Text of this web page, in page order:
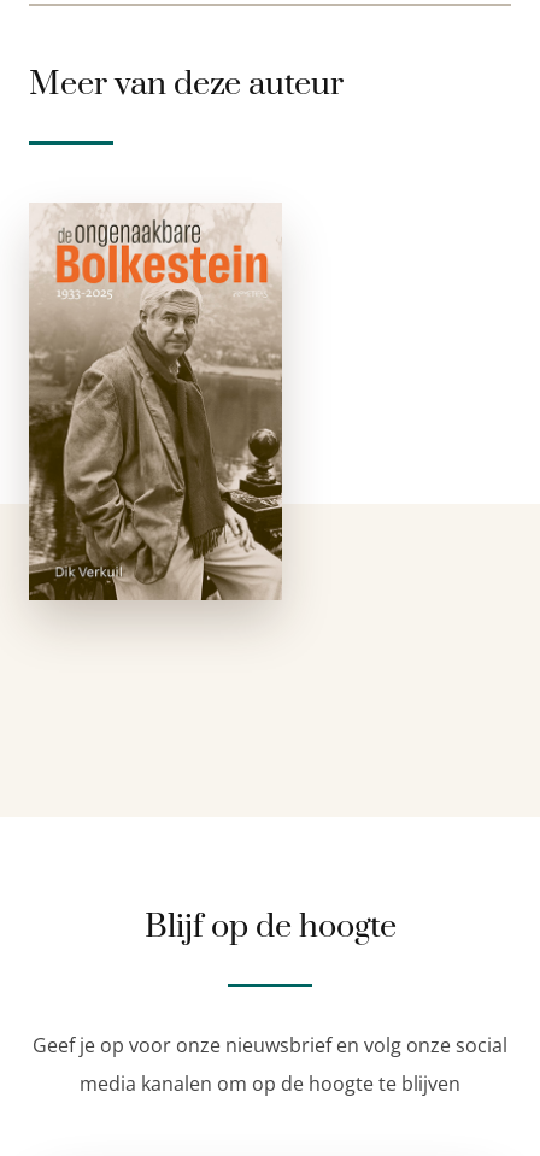
Meer van deze auteur
De
ongenaakbare
Bolkestein
gebonden
Frits Bolkestein werd
na zijn overlijden
herdacht als een
autonome
persoonlijkheid die
eigenzinnige
standpunten innam
en op basis van de
feiten scherp
Blijf op de hoogte
Geef je op voor onze nieuwsbrief en volg onze social
media kanalen om op de hoogte te blijven